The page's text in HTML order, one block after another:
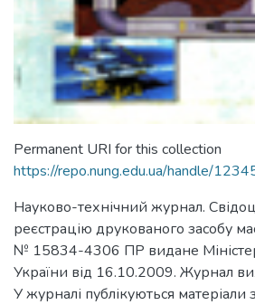
Permanent URI for this collection
https://repo.nung.edu.ua/handle/
Науково-технічний журнал.
реєстрацію друкованого засобу
№ 15834-4306 ПР видане
України від 16.10.2009. Журнал
У журналі публікуються матеріали